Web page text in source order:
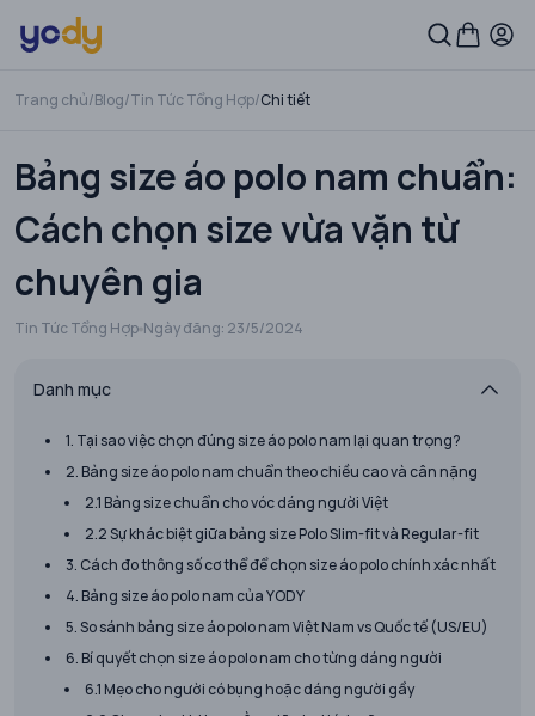
Trang chủ/Blog/Tin Tức Tổng Hợp/Chi tiết
Bảng size áo polo nam chuẩn:
Cách chọn size vừa vặn từ
chuyên gia
Tin Tức Tổng Hợp Ngày đăng: 23/5/2024
Danh mục
1. Tại sao việc chọn đúng size áo polo nam lại quan trọng?
2. Bảng size áo polo nam chuẩn theo chiều cao và cân nặng
2.1 Bảng size chuẩn cho vóc dáng người Việt
2.2 Sự khác biệt giữa bảng size Polo Slim-fit và Regular-fit
3. Cách đo thông số cơ thể để chọn size áo polo chính xác nhất
4. Bảng size áo polo nam của YODY
5. So sánh bảng size áo polo nam Việt Nam vs Quốc tế (US/EU)
6. Bí quyết chọn size áo polo nam cho từng dáng người
6.1 Mẹo cho người có bụng hoặc dáng người gầy